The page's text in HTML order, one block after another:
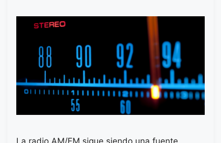
La radio AM/FM sigue siendo una fuente